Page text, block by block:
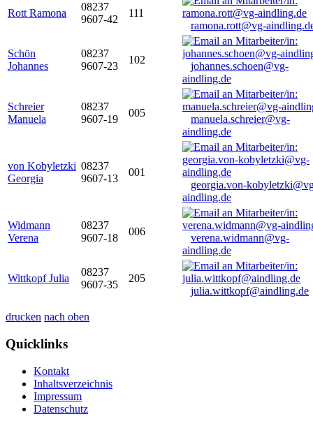
Rott Ramona
08237
9607-42
111
ramona.rott@vg-
Schön
Johannes
08237
9607-23
102
johannes.schoen@vg-
aindling.de
Schreier
Manuela
08237
9607-19
005
manuela.schreier@vg-
aindling.de
von Kobyletzki
Georgia
08237
9607-13
001
georgia.von-
aindling.de
Widmann
Verena
08237
9607-18
006
verena.widmann@vg-
aindling.de
Wittkopf Julia
08237
9607-35
205
julia.wittkopf@aindling.de
drucken nach oben
Quicklinks
Kontakt
Inhaltsverzeichnis
Impressum
Datenschutz